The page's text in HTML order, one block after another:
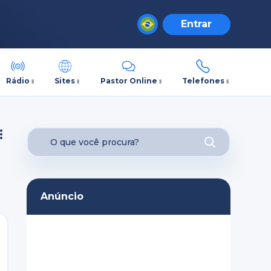
Entrar
Rádio Sites Pastor Online Telefones
Anúncio